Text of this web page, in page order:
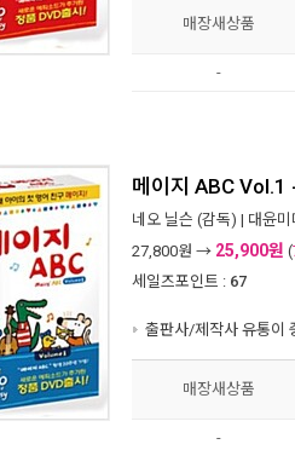
매장새상품
-
메이지 ABC
네오 닐슨 (감독) | 대윤미
27,800원 → 25,900원 (
세일즈포인트 : 67
출판사/제작사 유통이
매장새상품
-